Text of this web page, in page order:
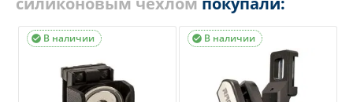
В наличии
 В наличии
